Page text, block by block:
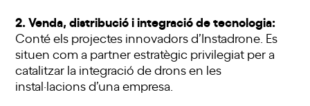
2. Venda, distribució i integració de tecnologia:
Conté els projectes innovadors d’Instadrone. Es
situen com a partner estratègic privilegiat per a
catalitzar la integració de drons en les
instal·lacions d’una empresa.